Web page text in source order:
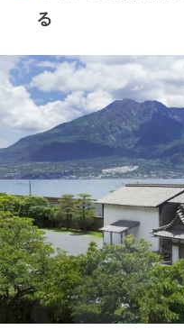
る